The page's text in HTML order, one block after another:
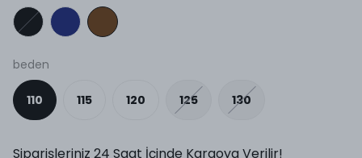
beden
110 115 120 125 130
Siparişleriniz 24 Saat İçinde Kargoya Verilir!